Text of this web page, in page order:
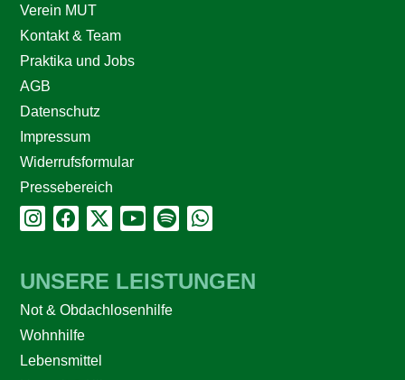
Verein MUT
Kontakt & Team
Praktika und Jobs
AGB
Datenschutz
Impressum
Widerrufsformular
Pressebereich
UNSERE LEISTUNGEN
Not & Obdachlosenhilfe
Wohnhilfe
Lebensmittel